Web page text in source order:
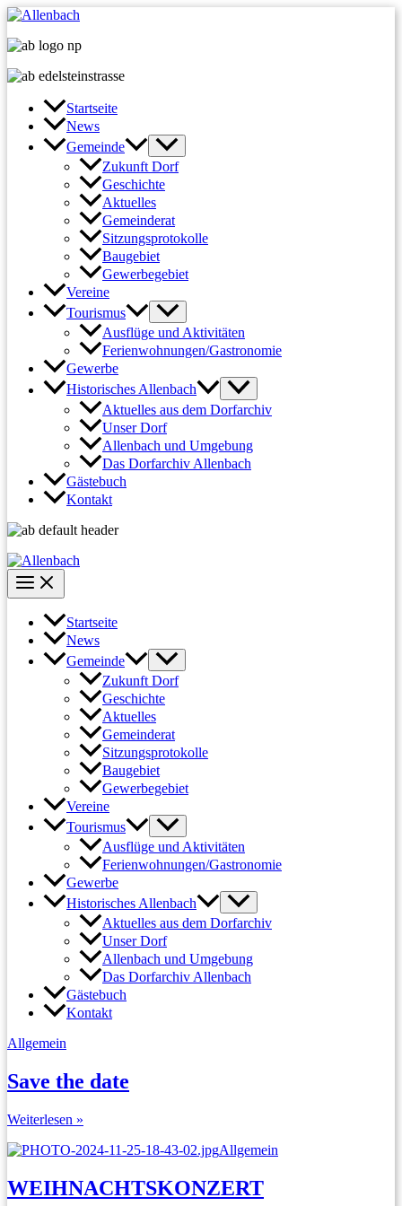
Zum
springen
Startseite
News
Gemeinde
Zukunft Dorf
Geschichte
Aktuelles
Gemeinderat
Sitzungsprotokolle
Baugebiet
Gewerbegebiet
Vereine
Tourismus
Ausflüge und Aktivitäten
Ferienwohnungen/Gastronomie
Gewerbe
Historisches Allenbach
Aktuelles aus dem Dorfarchiv
Unser Dorf
Allenbach und Umgebung
Das Dorfarchiv Allenbach
Gästebuch
Kontakt
Startseite
News
Gemeinde
Zukunft Dorf
Geschichte
Aktuelles
Gemeinderat
Sitzungsprotokolle
Baugebiet
Gewerbegebiet
Vereine
Tourismus
Ausflüge und Aktivitäten
Ferienwohnungen/Gastronomie
Gewerbe
Historisches Allenbach
Aktuelles aus dem Dorfarchiv
Unser Dorf
Allenbach und Umgebung
Das Dorfarchiv Allenbach
Gästebuch
Kontakt
Allgemein
Save the date
Save
date
Weiterlesen »
Allgemein
WEIHNACHTSKONZERT